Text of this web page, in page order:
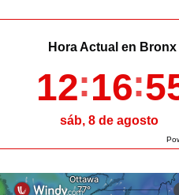
Hora Actual en Bronx
12 16
sáb, 8 de agosto